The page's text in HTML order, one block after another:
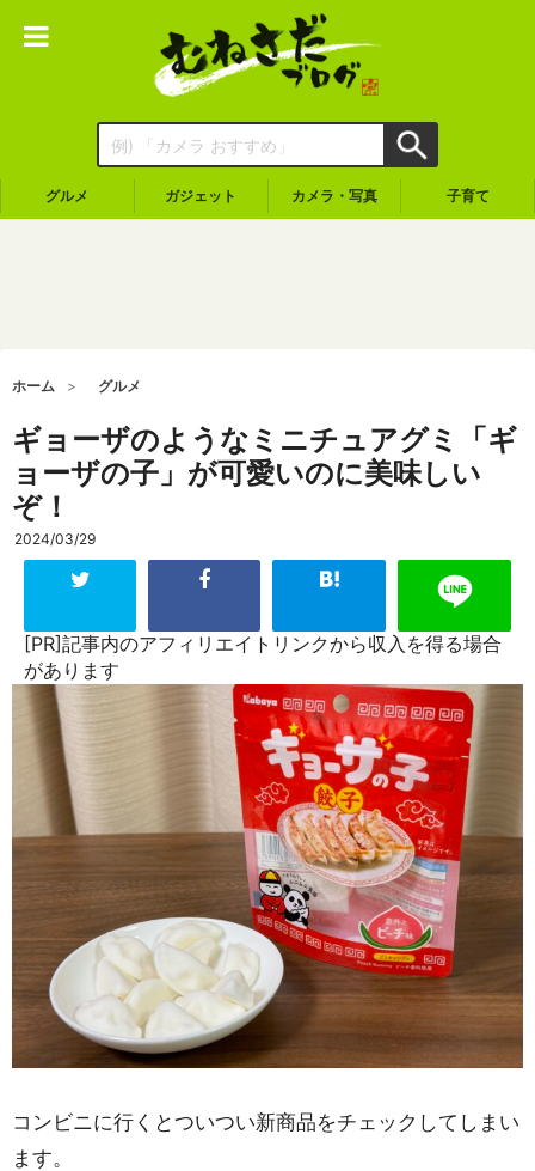
グルメ ガジェット カメラ・写真 子育て
ホーム グルメ
ギョーザのようなミニチュアグミ「ギ
ョーザの子」が可愛いのに美味しい
ぞ！
2024/03/29
[PR]記事内のアフィリエイトリンクから収入を得る場合
があります
コンビニに行くとついつい新商品をチェックしてしまい
ます。